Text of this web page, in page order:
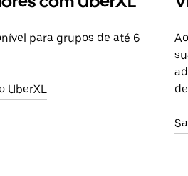
para grupos de até 6
UberXL